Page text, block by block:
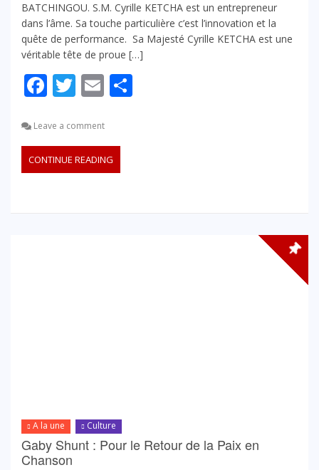
BATCHINGOU. S.M. Cyrille KETCHA est un entrepreneur
dans l’âme. Sa touche particulière c’est l’innovation et la
quête de performance. Sa Majesté Cyrille KETCHA est une
véritable tête de proue […]
Facebook
Twitter
Email
Leave a comment
CONTINUE READING
A la une Culture
Gaby Shunt : Pour le Retour de la Paix en
Chanson